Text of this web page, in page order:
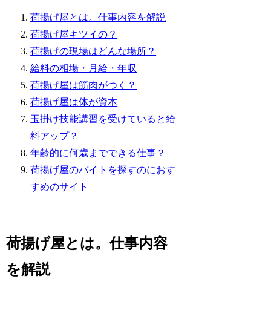
荷揚げ屋とは。仕事内容を解説
荷揚げ屋キツイの？
荷揚げの現場はどんな場所？
給料の相場・月給・年収
荷揚げ屋は筋肉がつく？
荷揚げ屋は体が資本
玉掛け技能講習を受けていると給
料アップ？
年齢的に何歳までできる仕事？
荷揚げ屋のバイトを探すのにおす
すめのサイト
荷揚げ屋とは。仕事内容
を解説